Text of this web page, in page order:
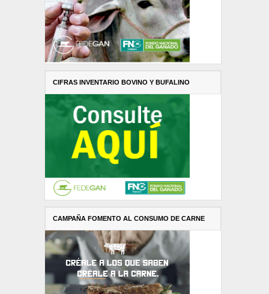
CIFRAS INVENTARIO BOVINO Y BUFALINO
CAMPAÑA FOMENTO AL CONSUMO DE CARNE